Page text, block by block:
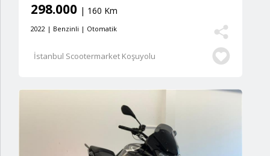
298.000 | 160 Km
2022 | Benzinli | Otomatik
İstanbul Scootermarket Koşuyolu